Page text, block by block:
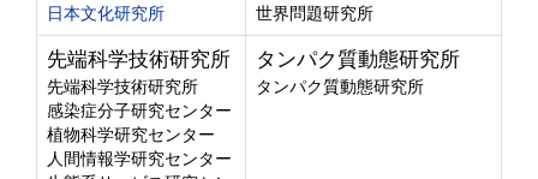
日本文化研究所 世界問題研究所
先端科学技術研究所
先端科学技術研究所
感染症分子研究センター
植物科学研究センター
人間情報学研究センター
タンパク質動態研究所
タンパク質動態研究所